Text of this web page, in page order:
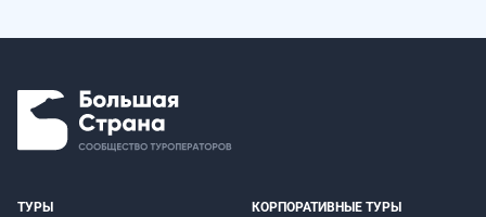
ТУРЫ КОРПОРАТИВНЫЕ ТУРЫ